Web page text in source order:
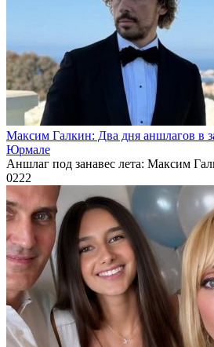
Максим Галкин: Два дня аншлагов в
Юрмале
Аншлаг под занавес лета: Максим
0222